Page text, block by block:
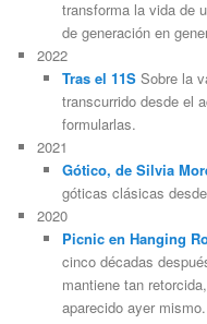
transforma la vida de
de generación en
2022
Tras el 11SSobre la
transcurrido desde el
formularlas.
2021
Gótico, de Silvia
góticas clásicas
2020
Picnic en Hanging
cinco décadas
mantiene tan
aparecido ayer mismo.